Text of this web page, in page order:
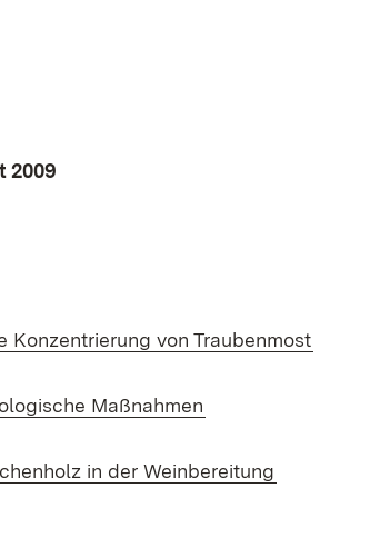
2009
Konzentrierung von Traubenmost
Maßnahmen
in der Weinbereitung